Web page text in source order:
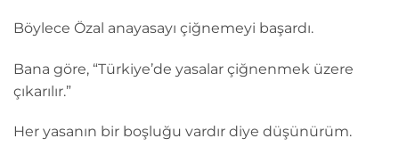
Böylece Özal anayasayı çiğnemeyi başardı.
Bana göre, “Türkiye’de yasalar çiğnenmek üzere
çıkarılır.”
Her yasanın bir boşluğu vardır diye düşünürüm.